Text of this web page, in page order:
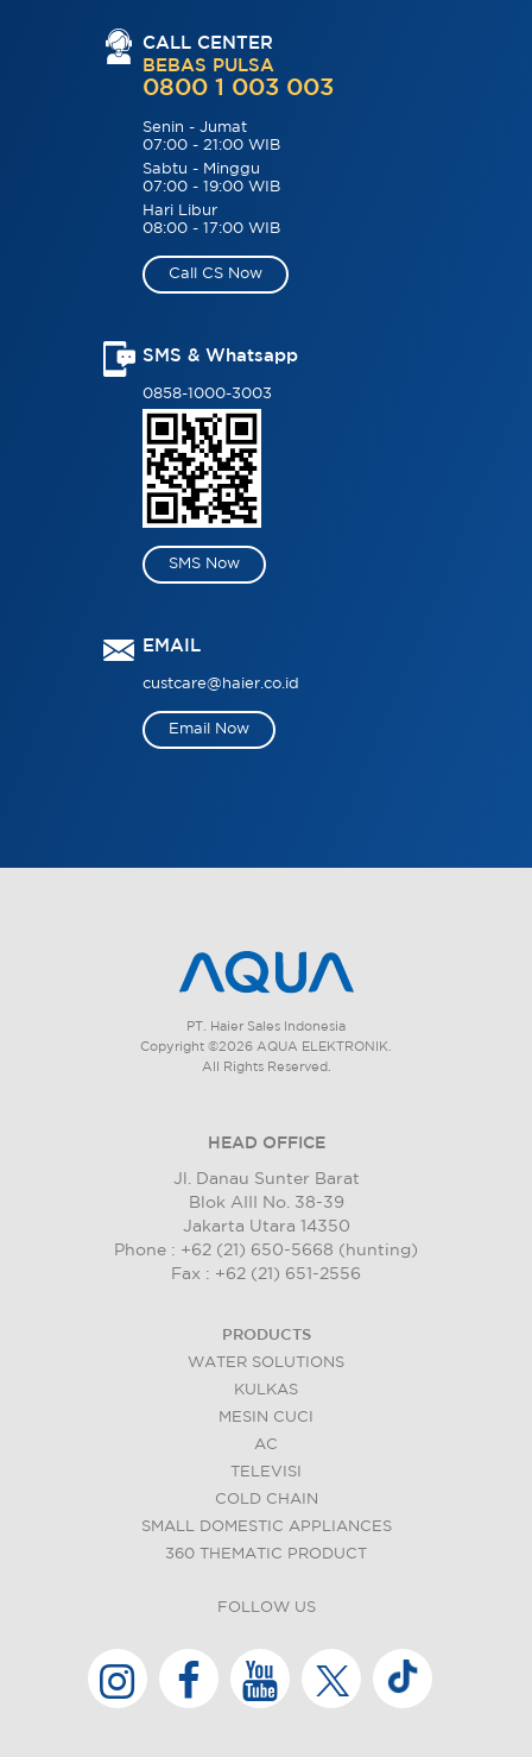
CALL CENTER
BEBAS PULSA
0800 1 003 003
Senin - Jumat
07:00 - 21:00 WIB
Sabtu - Minggu
07:00 - 19:00 WIB
Hari Libur
08:00 - 17:00 WIB
Call CS Now
SMS & Whatsapp
0858-1000-3003
SMS Now
EMAIL
custcare@haier.co.id
Email Now
PT. Haier Sales Indonesia
Copyright ©2026 AQUA ELEKTRONIK.
All Rights Reserved.
HEAD OFFICE
Jl. Danau Sunter Barat
Blok AIII No. 38-39
Jakarta Utara 14350
Phone : +62 (21) 650-5668 (hunting)
Fax : +62 (21) 651-2556
PRODUCTS
WATER SOLUTIONS
KULKAS
MESIN CUCI
AC
TELEVISI
COLD CHAIN
SMALL DOMESTIC APPLIANCES
360 THEMATIC PRODUCT
FOLLOW US